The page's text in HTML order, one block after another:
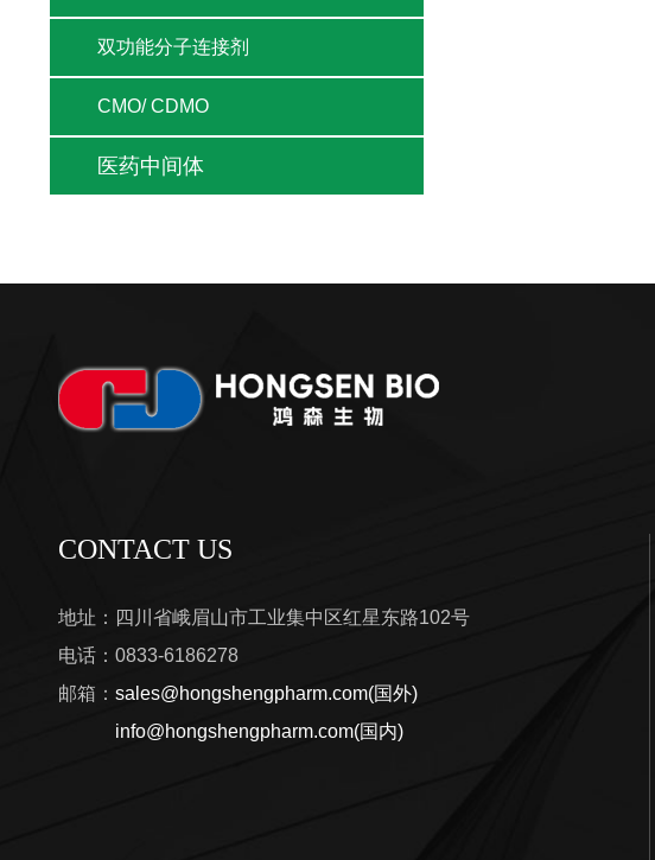
双功能分子连接剂
CMO/ CDMO
医药中间体
CONTACT US
地址：四川省峨眉山市工业集中区红星东路102号
电话：0833-6186278
邮箱： sales@hongshengpharm.com(国外)
info@hongshengpharm.com(国内)